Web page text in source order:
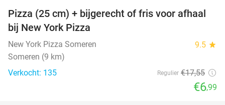
60%
Pizza (25 cm) + bijgerecht of fris voor afhaal
bij New York Pizza
New York Pizza Someren 9.5 star
Someren (9 km)
Verkocht: 135
Regulier €17,55
€6,99